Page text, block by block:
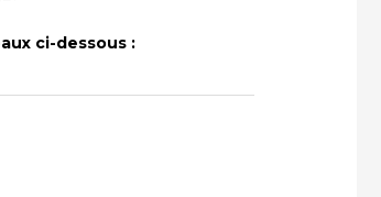
ci-dessous :